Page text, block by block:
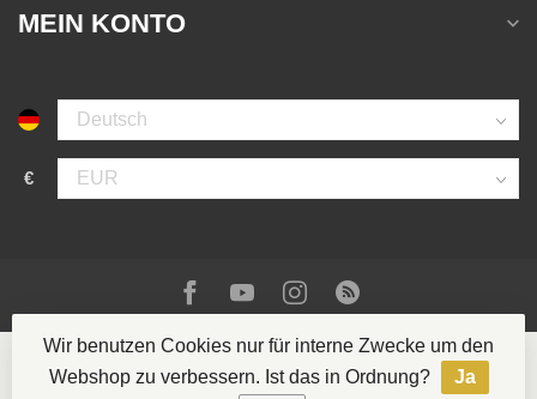
MEIN KONTO
€
Wir benutzen Cookies nur für interne Zwecke um den
Webshop zu verbessern. Ist das in Ordnung?
Ja